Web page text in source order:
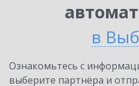
в
Ознакомьтесь с
выберите партнёра и